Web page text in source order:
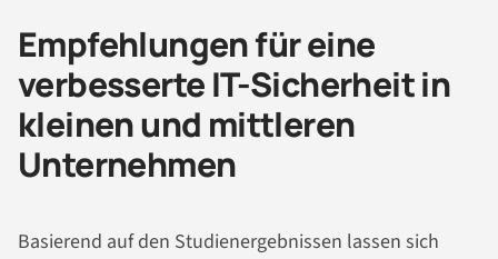
Empfehlungen für eine
verbesserte IT-Sicherheit in
kleinen und mittleren
Unternehmen
Basierend auf den Studienergebnissen lassen sich